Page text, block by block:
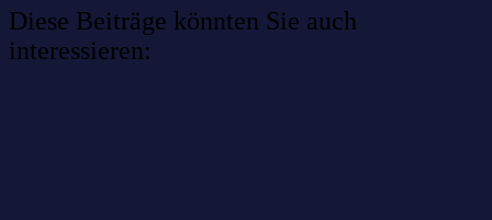
Diese Beiträge könnten Sie auch
interessieren: